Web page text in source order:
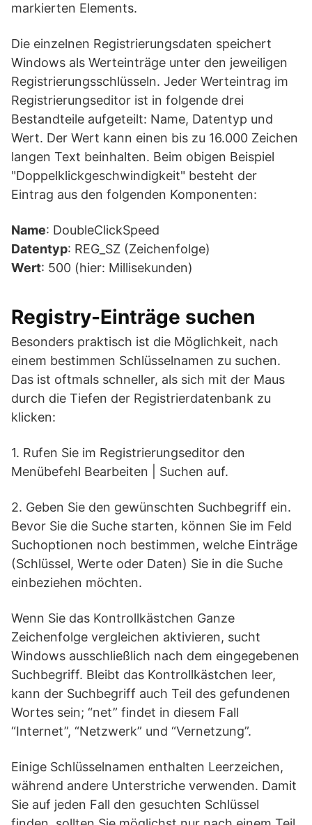
markierten Elements.
Die einzelnen Registrierungsdaten speichert
Windows als Werteinträge unter den jeweiligen
Registrierungsschlüsseln. Jeder Werteintrag im
Registrierungseditor ist in folgende drei
Bestandteile aufgeteilt: Name, Datentyp und
Wert. Der Wert kann einen bis zu 16.000 Zeichen
langen Text beinhalten. Beim obigen Beispiel
"Doppelklickgeschwindigkeit" besteht der
Eintrag aus den folgenden Komponenten:
Name: DoubleClickSpeed
Datentyp: REG_SZ (Zeichenfolge)
Wert: 500 (hier: Millisekunden)
Registry-Einträge suchen
Besonders praktisch ist die Möglichkeit, nach
einem bestimmen Schlüsselnamen zu suchen.
Das ist oftmals schneller, als sich mit der Maus
durch die Tiefen der Registrierdatenbank zu
klicken:
1. Rufen Sie im Registrierungseditor den
Menübefehl Bearbeiten | Suchen auf.
2. Geben Sie den gewünschten Suchbegriff ein.
Bevor Sie die Suche starten, können Sie im Feld
Suchoptionen noch bestimmen, welche Einträge
(Schlüssel, Werte oder Daten) Sie in die Suche
einbeziehen möchten.
Wenn Sie das Kontrollkästchen Ganze
Zeichenfolge vergleichen aktivieren, sucht
Windows ausschließlich nach dem eingegebenen
Suchbegriff. Bleibt das Kontrollkästchen leer,
kann der Suchbegriff auch Teil des gefundenen
Wortes sein; “net” findet in diesem Fall
“Internet”, “Netzwerk” und “Vernetzung”.
Einige Schlüsselnamen enthalten Leerzeichen,
während andere Unterstriche verwenden. Damit
Sie auf jeden Fall den gesuchten Schlüssel